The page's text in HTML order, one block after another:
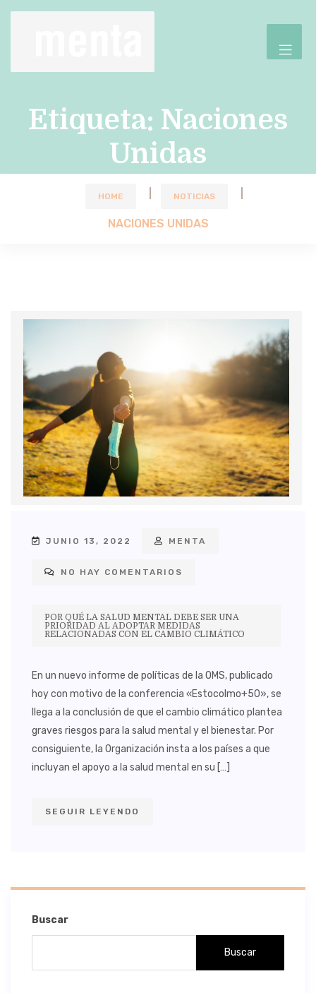
Etiqueta: Naciones
Unidas
HOME NOTICIAS
NACIONES UNIDAS
JUNIO 13, 2022 MENTA
NO HAY COMENTARIOS
POR QUÉ LA SALUD MENTAL DEBE SER UNA
PRIORIDAD AL ADOPTAR MEDIDAS
RELACIONADAS CON EL CAMBIO CLIMÁTICO
En un nuevo informe de políticas de la OMS, publicado
hoy con motivo de la conferencia «Estocolmo+50», se
llega a la conclusión de que el cambio climático plantea
graves riesgos para la salud mental y el bienestar. Por
consiguiente, la Organización insta a los países a que
incluyan el apoyo a la salud mental en su […]
SEGUIR LEYENDO
Buscar
Buscar